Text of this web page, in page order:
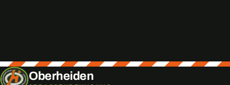
0172 3559384info@oberheiden.net
Oberheiden